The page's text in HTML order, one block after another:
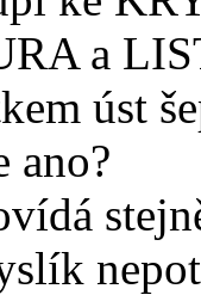
a
úst
ano?